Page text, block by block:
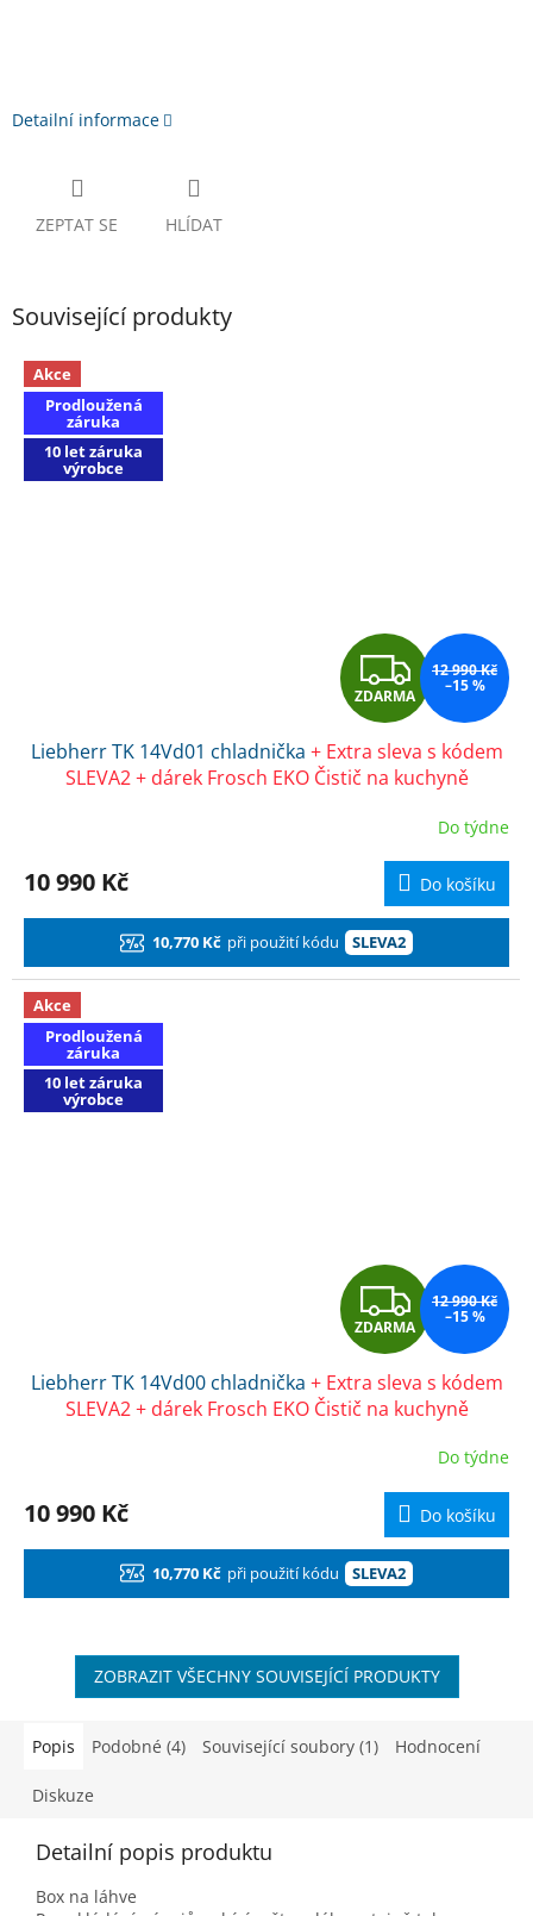
Detailní informace
ZEPTAT SE HLÍDAT
Související produkty
Akce
Prodloužená
záruka
10 let záruka
výrobce
Z
D
A
R
M
A
ZDARMA
12 990 Kč
–15 %
Liebherr TK 14Vd01 chladnička + Extra sleva s kódem
SLEVA2 + dárek Frosch EKO Čistič na kuchyně
Do týdne
10 990 Kč Do košíku
10,770 Kč při použití kódu SLEVA2
Akce
Prodloužená
záruka
10 let záruka
výrobce
Z
D
A
R
M
A
ZDARMA
12 990 Kč
–15 %
Liebherr TK 14Vd00 chladnička + Extra sleva s kódem
SLEVA2 + dárek Frosch EKO Čistič na kuchyně
Do týdne
10 990 Kč Do košíku
10,770 Kč při použití kódu SLEVA2
ZOBRAZIT VŠECHNY SOUVISEJÍCÍ PRODUKTY
Popis Podobné (4) Související soubory (1) Hodnocení
Diskuze
Detailní popis produktu
Box na láhve